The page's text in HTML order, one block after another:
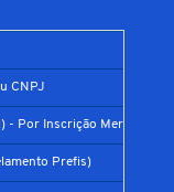
CNPJ
- Por Inscrição Mercantil
Prefis)